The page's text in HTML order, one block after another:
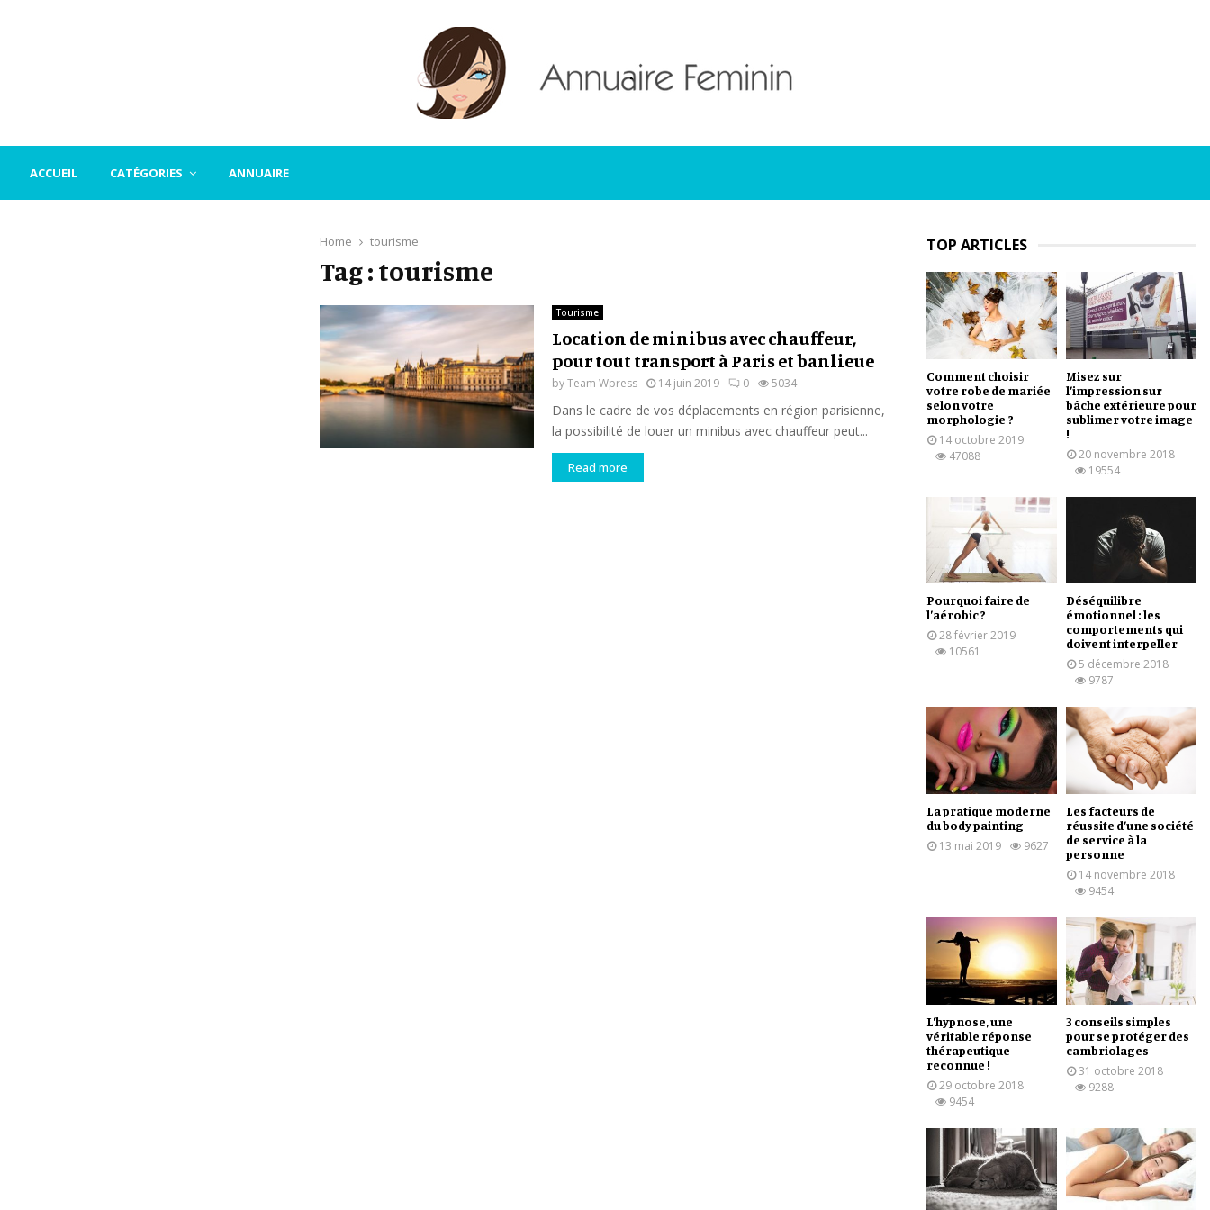
ACCUEIL CATÉGORIES ANNUAIRE
Home tourisme
Tag : tourisme
Tourisme
Location de minibus avec chauffeur,
pour tout transport à Paris et banlieue
byTeam Wpress 14 juin 2019 0 5034
Dans le cadre de vos déplacements en région parisienne,
la possibilité de louer un minibus avec chauffeur peut...
Read more
TOP ARTICLES
Comment choisir
votre robe de mariée
selon votre
morphologie ?
14 octobre 2019
47088
Misez sur
l’impression sur
bâche extérieure pour
sublimer votre image
!
20 novembre 2018
19554
Pourquoi faire de
l’aérobic ?
28 février 2019
10561
Déséquilibre
émotionnel : les
comportements qui
doivent interpeller
5 décembre 2018
9787
La pratique moderne
du body painting
13 mai 2019
9627
Les facteurs de
réussite d’une société
de service à la
personne
14 novembre 2018
9454
L’hypnose, une
véritable réponse
thérapeutique
reconnue !
29 octobre 2018
9454
3 conseils simples
pour se protéger des
cambriolages
31 octobre 2018
9288